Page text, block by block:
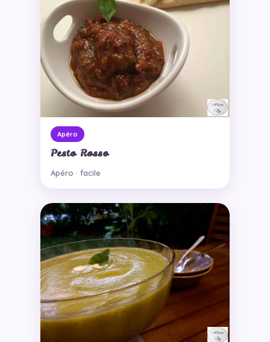
Apéro
Pesto Rosso
Apéro · facile